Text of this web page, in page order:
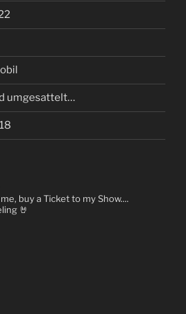
umgesattelt…
buy a Ticket to my Show....
🤘